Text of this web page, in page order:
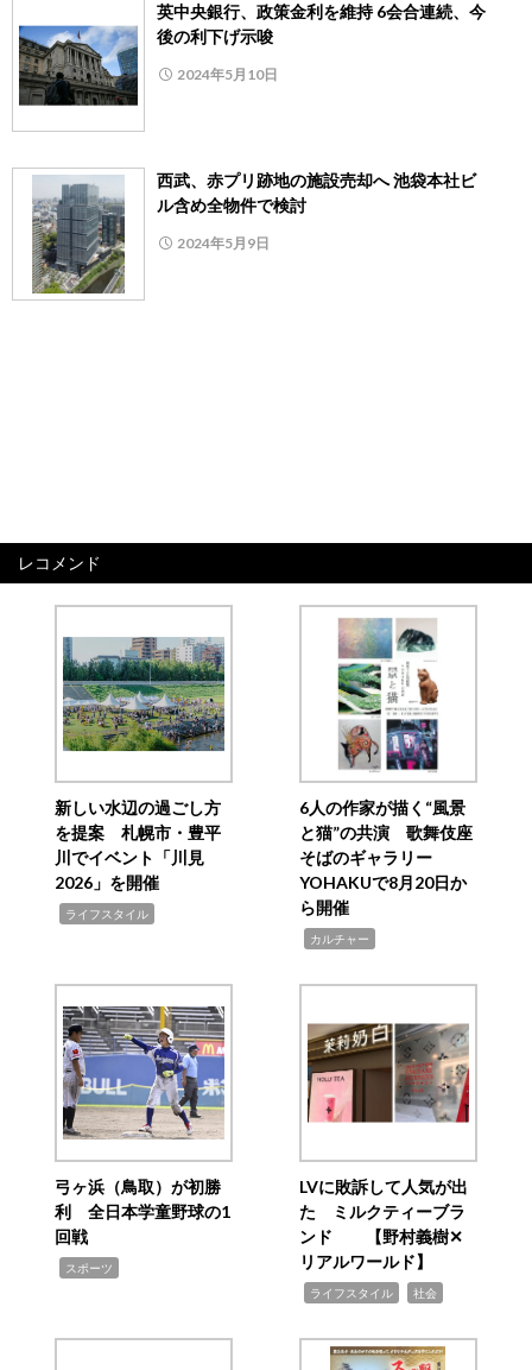
英中央銀行、政策金利を維持 6会合連続、今
後の利下げ示唆
2024年5月10日
西武、赤プリ跡地の施設売却へ 池袋本社ビ
ル含め全物件で検討
2024年5月9日
レコメンド
新しい水辺の過ごし方
を提案 札幌市・豊平
川でイベント「川見
2026」を開催
ライフスタイル
6人の作家が描く“風景
と猫”の共演 歌舞伎座
そばのギャラリー
YOHAKUで8月20日か
ら開催
カルチャー
弓ヶ浜（鳥取）が初勝
利 全日本学童野球の1
回戦
スポーツ
LVに敗訴して人気が出
た ミルクティーブラ
ンド 【野村義樹✕
リアルワールド】
ライフスタイル 社会